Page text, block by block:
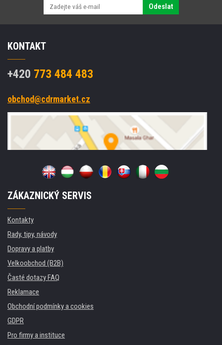
Odeslat
KONTAKT
+420 773 484 483
obchod@cdrmarket.cz
ZÁKAZNICKÝ SERVIS
Kontakty
Rady, tipy, návody
Dopravy a platby
Velkoobchod (B2B)
Časté dotazy FAQ
Reklamace
Obchodní podmínky a cookies
GDPR
Pro firmy a instituce